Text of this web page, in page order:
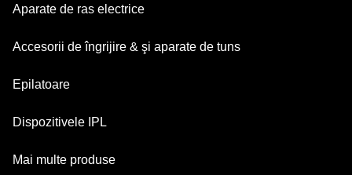
Aparate de ras electrice
Series 9 Pro
Series 3
Accesorii de îngrijire & şi aparate de tuns
Aparate de tuns barba
Series X
Epilatoare
Silk·épil SkinSpa
Dispozitivele IPL
Skin i·expert
Mai multe produse